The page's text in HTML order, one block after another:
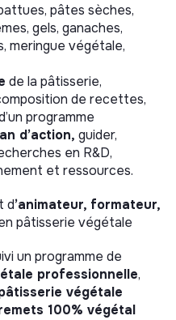
pâtes sèches,
gels, ganaches,
meringue végétale,
de la pâtisserie,
de recettes,
programme
d’action, guider,
en R&D,
et ressources.
d’animateur, formateur,
pâtisserie végétale
un programme de
professionnelle,
végétale
100% végétal